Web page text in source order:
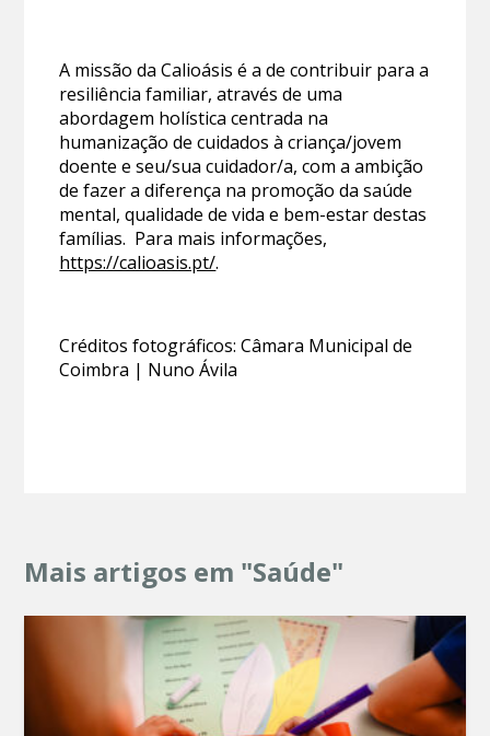
A missão da Calioásis é a de contribuir para a
resiliência familiar, através de uma
abordagem holística centrada na
humanização de cuidados à criança/jovem
doente e seu/sua cuidador/a, com a ambição
de fazer a diferença na promoção da saúde
mental, qualidade de vida e bem-estar destas
famílias. Para mais informações,
https://calioasis.pt/.
Créditos fotográficos: Câmara Municipal de
Coimbra | Nuno Ávila
Mais artigos em "Saúde"